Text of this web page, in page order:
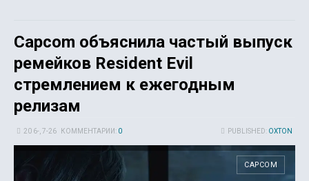
Capcom объяснила частый выпуск
ремейков Resident Evil
стремлением к ежегодным
релизам
PUBLISHED: OXTON
20 6-, 7-26 КОММЕНТАРИИ: 0
CAPCOM